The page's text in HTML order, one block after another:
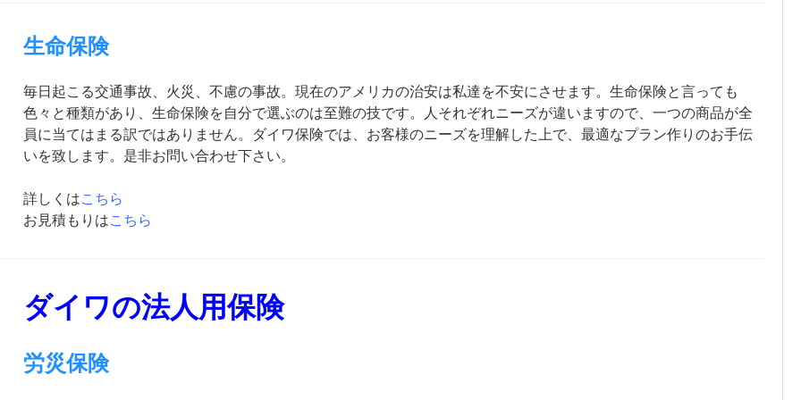
生命保険
毎日起こる交通事故、火災、不慮の事故。現在のアメリカの治安は私達を不安にさせます。生命保険と言っても
色々と種類があり、生命保険を自分で選ぶのは至難の技です。人それぞれニーズが違いますので、一つの商品が全
員に当てはまる訳ではありません。ダイワ保険では、お客様のニーズを理解した上で、最適なプラン作りのお手伝
いを致します。是非お問い合わせ下さい。
詳しくはこちら
お見積もりはこちら
ダイワの法人用保険
労災保険